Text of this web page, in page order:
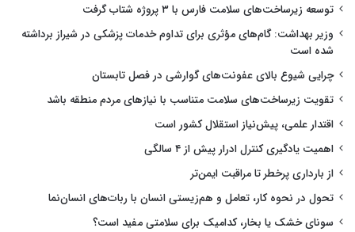
توسعه زیرساخت‌های سلامت فارس با ۳ پروژه شتاب گرفت
وزیر بهداشت: گام‌های مؤثری برای تداوم خدمات پزشکی در شیراز برداشته
شده است
چرایی شیوع بالای عفونت‌های گوارشی در فصل تابستان
تقویت زیرساخت‌های سلامت متناسب با نیازهای مردم منطقه باشد
اقتدار علمی، پیش‌نیاز استقلال کشور است
اهمیت یادگیری کنترل ادرار پیش از ۴ سالگی
از بارداری پرخطر تا مراقبت ایمن‌تر
تحول در نحوه کار، تعامل و هم‌زیستی انسان با ربات‌های انسان‌نما
سونای خشک یا بخار، کدامیک برای سلامتی مفید است؟